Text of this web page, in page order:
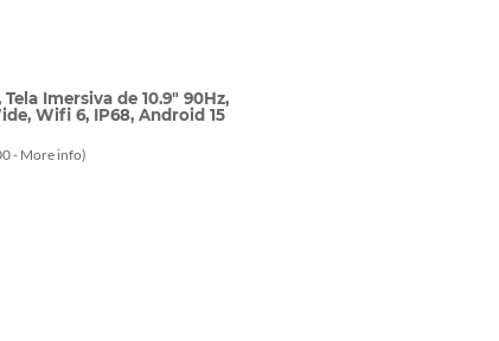
Imersiva de 10.9" 90Hz,
Wifi 6, IP68, Android 15
-More info)